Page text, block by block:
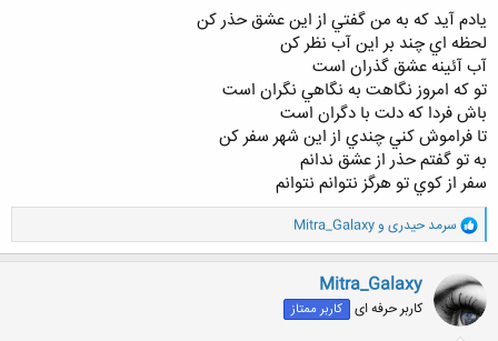
يادم آيد كه به من گفتي از اين عشق حذر كن
لحظه اي چند بر اين آب نظر كن
آب آئينه عشق گذران است
تو كه امروز نگاهت به نگاهي نگران است
باش فردا كه دلت با دگران است
تا فراموش كني چندي از اين شهر سفر كن
به تو گفتم حذر از عشق ندانم
سفر از كوي تو هرگز نتوانم نتوانم
و
ا
ک
ن
ش
ه
ا
سرمد حیدری وMitra_Galaxy
Mitra_Galaxy
کاربر حرفه ای کاربر ممتاز